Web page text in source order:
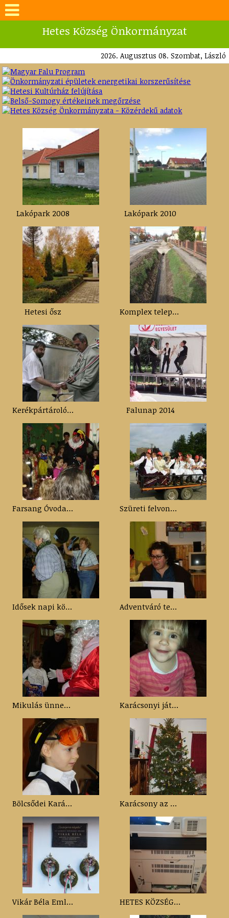
Hetes Község Önkormányzat
2026. Augusztus 08. Szombat, László
Lakópark 2008 Lakópark 2010
Hetesi ősz Komplex települési vízrendezési program
Kerékpártároló átadása Falunap 2014
Farsang Óvoda 2014 Szüreti felvonulás 2014.
Idősek napi köszöntő 2014.11.15. Adventváró teadélután az óvodában 2014. 11. 28.
Mikulás ünnepség az óvodában 2014.12.05. Karácsonyi játszóház Hetes, 2014.12.13.
Bölcsődei Karácsony 2014. Karácsony az Ezüstjuhar Nyugdíjasházban 2014.
Vikár Béla Emlékünnepség HETES KÖZSÉG ÖNKORMÁNYZATA ASP KÖZPONTHOZ VALÓ CSATLAKOZÁSA